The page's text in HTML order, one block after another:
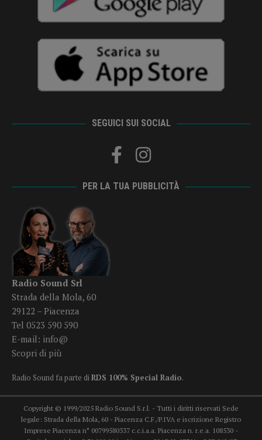
SEGUICI SUI SOCIAL
PER LA TUA PUBBLICITÀ
Radio Sound Srl
Strada della Mola, 60
29122 – Piacenza
Tel 0523 590 590
E-mail: info@
Scopri di più
Radio Sound fa parte diRDS 100% Special Radio.
Copyright © 1999/2025 Radio Sound S.r.l. - Tutti i diritti riservati Sede
legale: Strada della Mola, 60 - Piacenza C.F./P.IVA e iscrizione Registro
Imprese Piacenza n° 00799580337 c.c.i.a.a. Piacenza n. r.e.a. 108530 -